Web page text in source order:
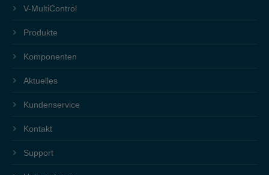
V-MultiControl
Produkte
Komponenten
Aktuelles
Kundenservice
Kontakt
Support